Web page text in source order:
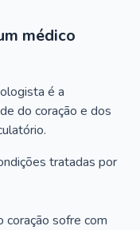
médico
é a
do coração e dos
tratadas por
coração sofre com